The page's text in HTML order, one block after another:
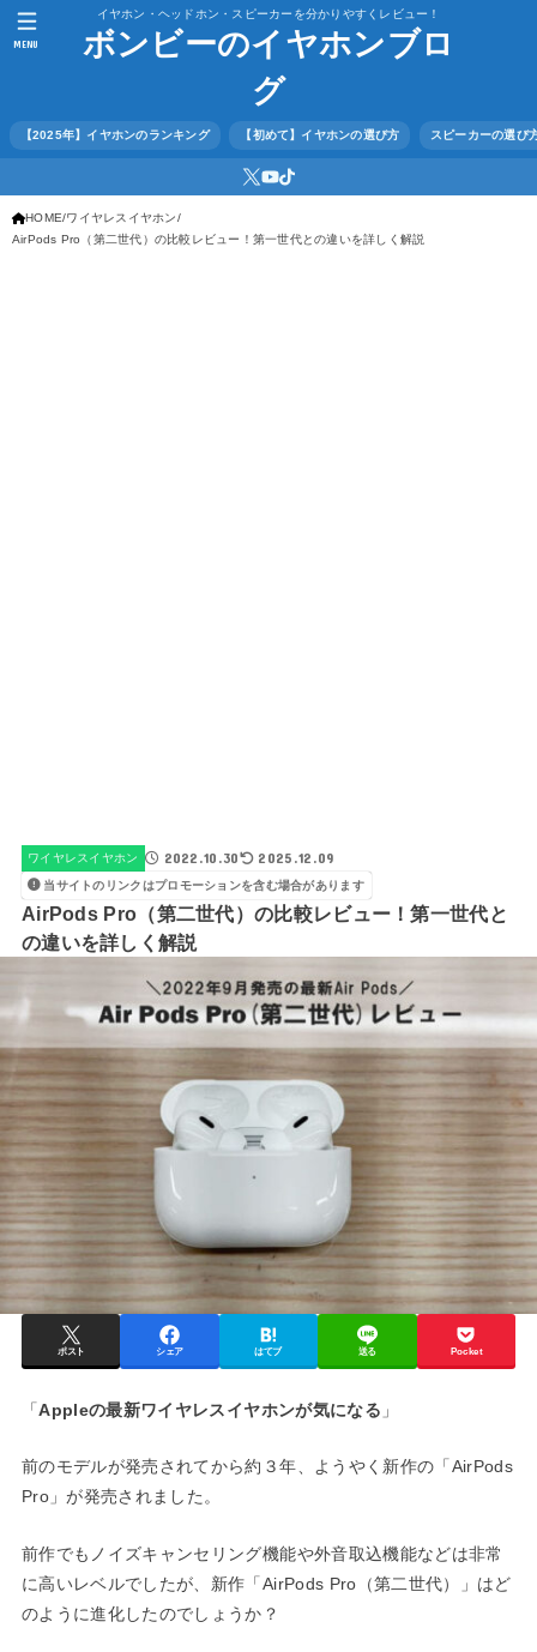
イヤホン・ヘッドホン・スピーカーを分かりやすくレビュー！
ボンビーのイヤホンブロ
グ
【2025年】イヤホンのランキング 【初めて】イヤホンの選び方 スピーカーの選び
MENU
HOME ワイヤレスイヤホン
AirPods Pro（第二世代）の比較レビュー！第一世代との違いを詳しく解説
ワイヤレスイヤホン 2022.10.30 2025.12.09
当サイトのリンクはプロモーションを含む場合があります
AirPods Pro（第二世代）の比較レビュー！第一世代と
の違いを詳しく解説
ポスト シェア はてブ 送る Pocket
「Appleの最新ワイヤレスイヤホンが気になる 」
前のモデルが発売されてから約３年、ようやく新作の「AirPods
Pro」が発売されました。
前作でもノイズキャンセリング機能や外音取込機能などは非常
に高いレベルでしたが、新作「AirPods Pro（第二世代）」はど
のように進化したのでしょうか？